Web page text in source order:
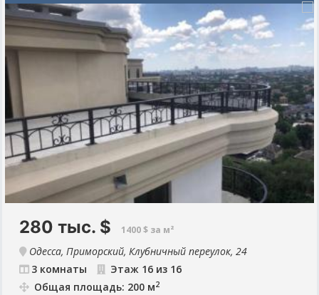
280 тыс. $ 1400 $ за м²
Одесса, Приморский, Клубничный переулок, 24
3 комнаты
Этаж 16 из 16
Общая площадь: 200 м2